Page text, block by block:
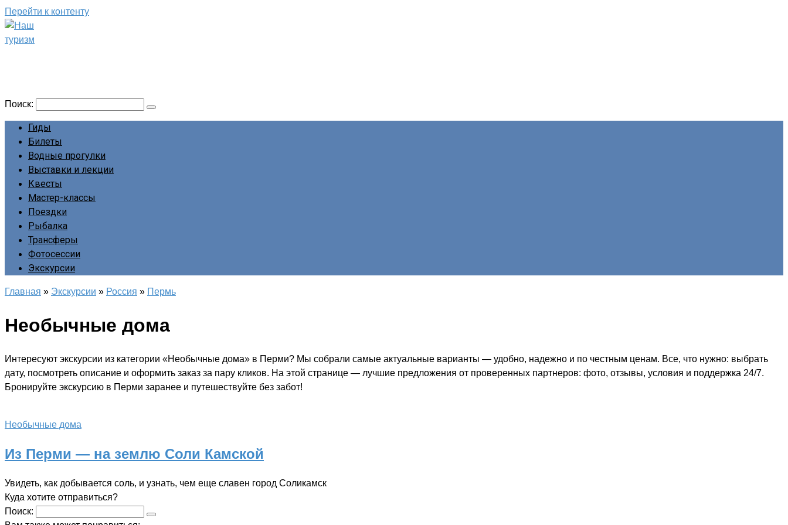
Перейти к контенту
Поиск:
Гиды
Билеты
Водные прогулки
Выставки и лекции
Квесты
Мастер-классы
Поездки
Рыбалка
Трансферы
Фотосессии
Экскурсии
Главная » Экскурсии » Россия » Пермь
Необычные дома
Интересуют экскурсии из категории «Необычные дома» в Перми? Мы собрали самые актуальные варианты — удобно, надежно и по честным ценам. Все, что нужно: выбрать
дату, посмотреть описание и оформить заказ за пару кликов. На этой странице — лучшие предложения от проверенных партнеров: фото, отзывы, условия и поддержка 24/7.
Бронируйте экскурсию в Перми заранее и путешествуйте без забот!
Необычные дома
Из Перми — на землю Соли Камской
Увидеть, как добывается соль, и узнать, чем еще славен город Соликамск
Куда хотите отправиться?
Поиск: